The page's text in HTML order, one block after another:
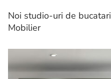
Noi studio-uri de
Mobilier